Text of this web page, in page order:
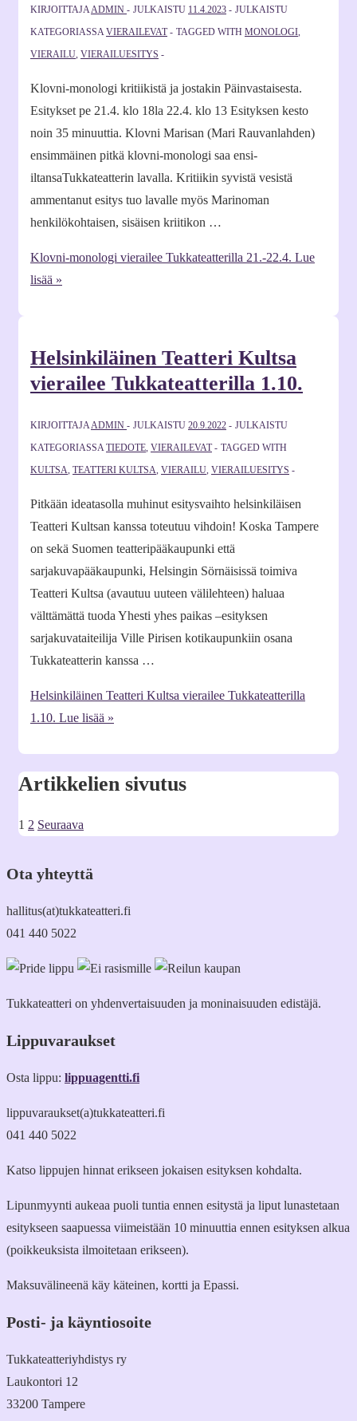
KIRJOITTAJAADMIN JULKAISTU 11.4.2023
JULKAISTU
KATEGORIASSAVIERAILEVAT TAGGED WITH MONOLOGI,
VIERAILU, VIERAILUESITYS
Klovni-monologi kritiikistä ja jostakin Päinvastaisesta.
Esitykset pe 21.4. klo 18la 22.4. klo 13 Esityksen kesto
noin 35 minuuttia. Klovni Marisan (Mari Rauvanlahden)
ensimmäinen pitkä klovni-monologi saa ensi-
iltansaTukkateatterin lavalla. Kritiikin syvistä vesistä
ammentanut esitys tuo lavalle myös Marinoman
henkilökohtaisen, sisäisen kriitikon …
Klovni-monologi vierailee Tukkateatterilla 21.-22.4. Lue
lisää »
Helsinkiläinen Teatteri Kultsa
vierailee Tukkateatterilla 1.10.
KIRJOITTAJAADMIN JULKAISTU 20.9.2022
JULKAISTU
KATEGORIASSATIEDOTE, VIERAILEVAT
TAGGED WITH
KULTSA, TEATTERI KULTSA, VIERAILU, VIERAILUESITYS
Pitkään ideatasolla muhinut esitysvaihto helsinkiläisen
Teatteri Kultsan kanssa toteutuu vihdoin! Koska Tampere
on sekä Suomen teatteripääkaupunki että
sarjakuvapääkaupunki, Helsingin Sörnäisissä toimiva
Teatteri Kultsa (avautuu uuteen välilehteen) haluaa
välttämättä tuoda Yhesti yhes paikas –esityksen
sarjakuvataiteilija Ville Pirisen kotikaupunkiin osana
Tukkateatterin kanssa …
Helsinkiläinen Teatteri Kultsa vierailee Tukkateatterilla
1.10. Lue lisää »
Artikkelien sivutus
1 2 Seuraava
Ota yhteyttä
hallitus(at)tukkateatteri.fi
041 440 5022
Tukkateatteri on yhdenvertaisuuden ja moninaisuuden edistäjä.
Lippuvaraukset
Osta lippu: lippuagentti.fi
lippuvaraukset(a)tukkateatteri.fi
041 440 5022
Katso lippujen hinnat erikseen jokaisen esityksen kohdalta.
Lipunmyynti aukeaa puoli tuntia ennen esitystä ja liput lunastetaan
esitykseen saapuessa viimeistään 10 minuuttia ennen esityksen alkua
(poikkeuksista ilmoitetaan erikseen).
Maksuvälineenä käy käteinen, kortti ja Epassi.
Posti- ja käyntiosoite
Tukkateatteriyhdistys ry
Laukontori 12
33200 Tampere